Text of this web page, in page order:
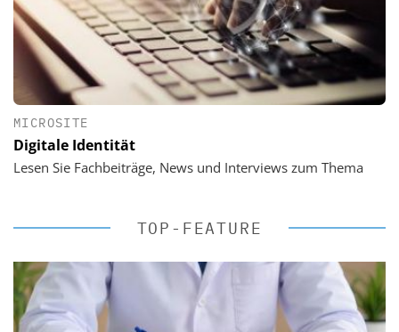
MICROSITE
Digitale Identität
Lesen Sie Fachbeiträge, News und Interviews zum Thema
TOP-FEATURE